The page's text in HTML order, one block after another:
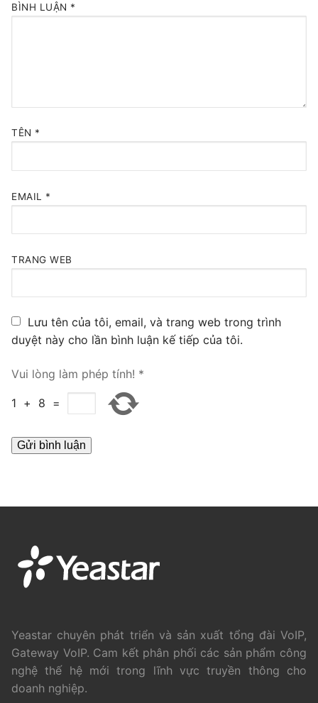
VOIP GATEWAY
VoIP GSM / 3G / 4G Gateways
E1 / T1 / PRI VoIP Gateway
PRI VoIP Gateway TE100
PRI VoIP Gateway TE200
BRI VoIP Gateway
LIÊN HỆ
HƯỚNG DẪN
BÌNH LUẬN *
TÊN *
EMAIL *
TRANG WEB
Lưu tên của tôi, email, và trang web trong trình
duyệt này cho lần bình luận kế tiếp của tôi.
Vui lòng làm phép tính! *
1 + 8 =
Yeastar chuyên phát triển và sản xuất tổng đài VoIP,
Gateway VoIP. Cam kết phân phối các sản phẩm công
nghệ thế hệ mới trong lĩnh vực truyền thông cho
doanh nghiệp.